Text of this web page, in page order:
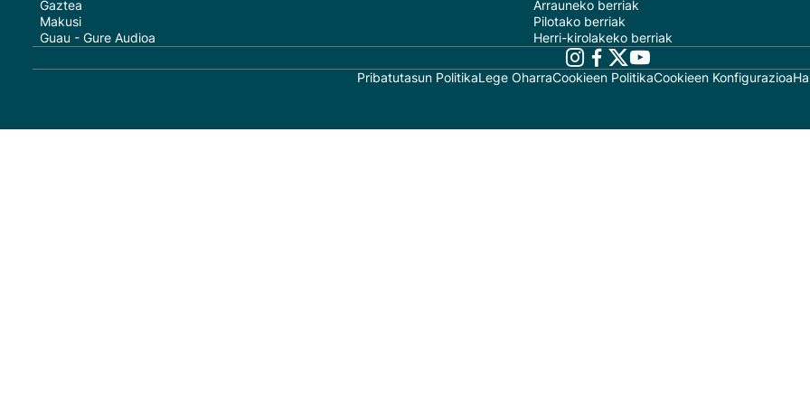
Gaztea
Makusi
Guau - Gure Audioa
Arrauneko berriak
Pilotako berriak
Herri-kirolakeko berriak
Pribatutasun PolitikaLege OharraCookieen PolitikaCookieen Konfigurazioa